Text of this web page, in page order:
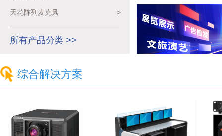
天花阵列麦克风 >
所有产品分类 >>
综合解决方案